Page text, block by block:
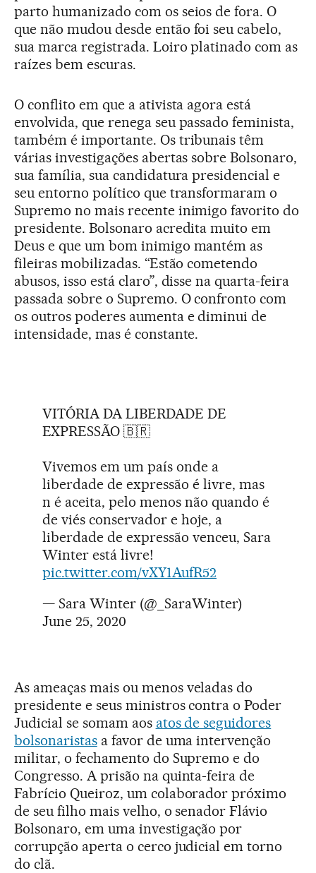
parto humanizado com os seios de fora. O
que não mudou desde então foi seu cabelo,
sua marca registrada. Loiro platinado com as
raízes bem escuras.
O conflito em que a ativista agora está
envolvida, que renega seu passado feminista,
também é importante. Os tribunais têm
várias investigações abertas sobre Bolsonaro,
sua família, sua candidatura presidencial e
seu entorno político que transformaram o
Supremo no mais recente inimigo favorito do
presidente. Bolsonaro acredita muito em
Deus e que um bom inimigo mantém as
fileiras mobilizadas. “Estão cometendo
abusos, isso está claro”, disse na quarta-feira
passada sobre o Supremo. O confronto com
os outros poderes aumenta e diminui de
intensidade, mas é constante.
VITÓRIA DA LIBERDADE DE
EXPRESSÃO 🇧🇷
Vivemos em um país onde a
liberdade de expressão é livre, mas
n é aceita, pelo menos não quando é
de viés conservador e hoje, a
liberdade de expressão venceu, Sara
Winter está livre!
pic.twitter.com/vXY1AufR52
— Sara Winter (@_SaraWinter)
June 25, 2020
As ameaças mais ou menos veladas do
presidente e seus ministros contra o Poder
Judicial se somam aos atos de seguidores
bolsonaristasa favor de uma intervenção
militar, o fechamento do Supremo e do
Congresso. A prisão na quinta-feira de
Fabrício Queiroz, um colaborador próximo
de seu filho mais velho, o senador Flávio
Bolsonaro, em uma investigação por
corrupção aperta o cerco judicial em torno
do clã.